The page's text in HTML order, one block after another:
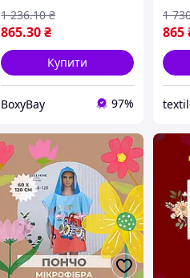
865.30₴
1 236.10 ₴
Купити
BoxyBay 97%
865
1